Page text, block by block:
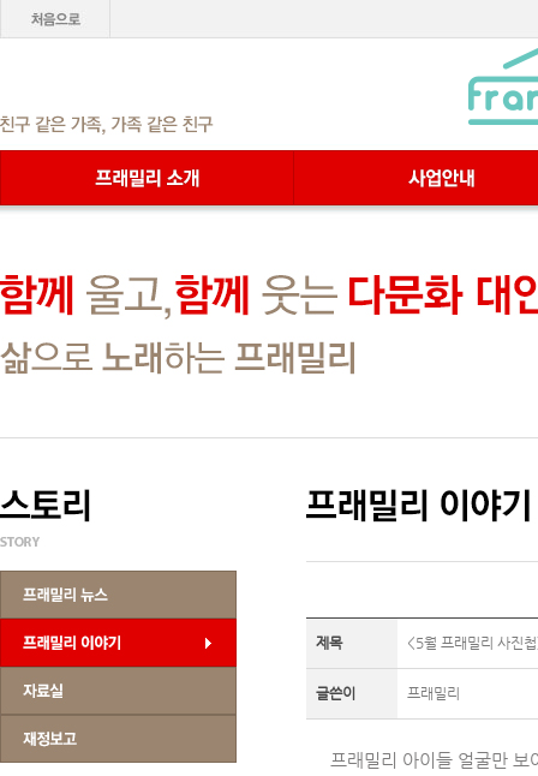
제목 <5월 프래밀리 사진
글쓴이 프래밀리
프래밀리 아이들 얼굴만 보